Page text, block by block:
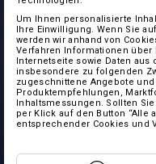
Um Ihnen personalisierte
Ihre Einwilligung. Wenn Sie
werden wir anhand von
Verfahren Informationen
Internetseite sowie Daten
insbesondere zu folgenden
zugeschnittene Angebote
Produktempfehlungen,
Inhaltsmessungen. Sollten
per Klick auf den Button “Alle
entsprechender Cookies und